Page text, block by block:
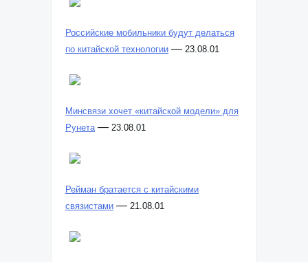
Российские мобильники будут делаться
по китайской технологии — 23.08.01
Минсвязи хочет «китайской модели» для
Рунета — 23.08.01
Рейман братается с китайскими
связистами — 21.08.01